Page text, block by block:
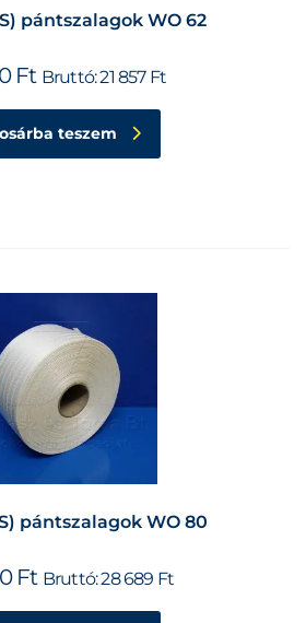
pántszalagok WO 62
Ft Bruttó:21 857 Ft
teszem
pántszalagok WO 80
Ft Bruttó:28 689 Ft